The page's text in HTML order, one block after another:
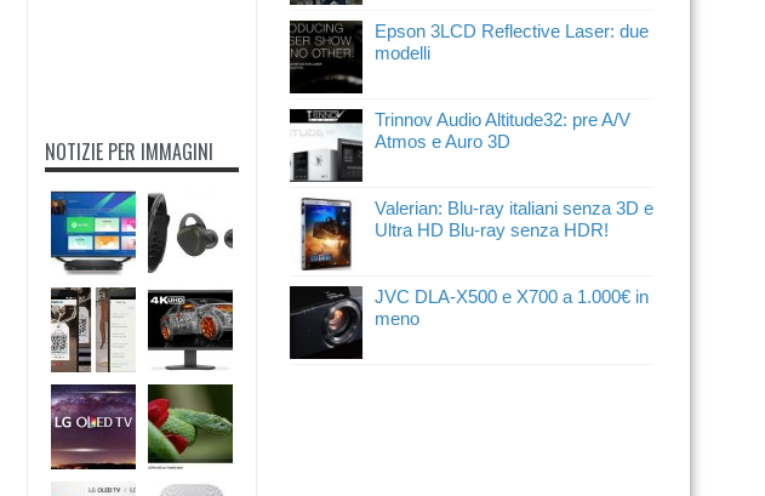
NOTIZIE PER IMMAGINI
Epson 3LCD Reflective Laser: due
modelli
Trinnov Audio Altitude32: pre A/V
Atmos e Auro 3D
Valerian: Blu-ray italiani senza 3D e
Ultra HD Blu-ray senza HDR!
JVC DLA-X500 e X700 a 1.000€ in
meno